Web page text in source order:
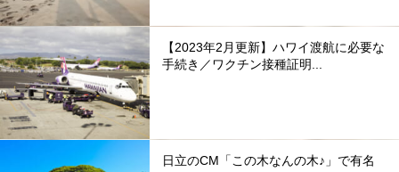
【2023年2月更新】ハワイ渡航に必要な
手続き／ワクチン接種証明...
日立のCM「この木なんの木♪」で有名